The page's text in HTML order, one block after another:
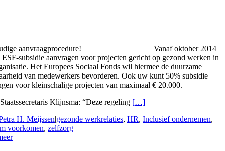
aanvraagprocedure!
Vanaf oktober 2014
subsidie aanvragen voor projecten gericht op gezond werken in
Het Europees Sociaal Fonds wil hiermee de duurzame
van medewerkers bevorderen. Ook uw kunt 50% subsidie
voor kleinschalige projecten van maximaal € 20.000.
Staatssecretaris Klijnsma: “Deze regeling […]
H. Meijssen|gezonde werkrelaties, HR, Inclusief ondernemen,
voorkomen, zelfzorg|